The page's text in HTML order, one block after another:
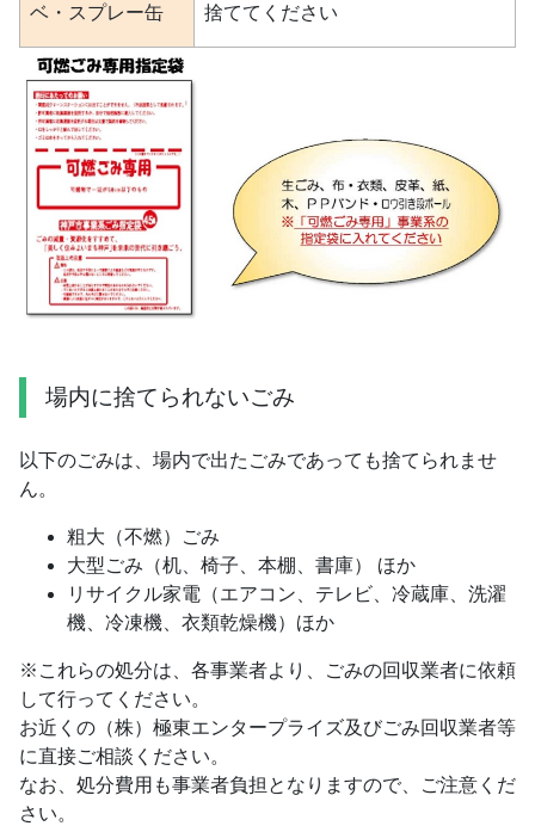
ベ・スプレー缶
捨ててください
場内に捨てられないごみ
以下のごみは、場内で出たごみであっても捨てられませ
ん。
粗大（不燃）ごみ
大型ごみ（机、椅子、本棚、書庫） ほか
リサイクル家電（エアコン、テレビ、冷蔵庫、洗濯
機、冷凍機、衣類乾燥機）ほか
※これらの処分は、各事業者より、ごみの回収業者に依頼
して行ってください。
お近くの（株）極東エンタープライズ及びごみ回収業者等
に直接ご相談ください。
なお、処分費用も事業者負担となりますので、ご注意くだ
さい。